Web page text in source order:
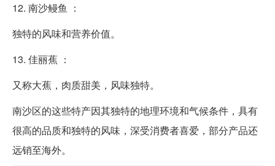
12. 南沙鳗鱼 ：
独特的风味和营养价值。
13. 佳丽蕉 ：
又称大蕉，肉质甜美，风味独特。
南沙区的这些特产因其独特的地理环境和气候条件，具有
很高的品质和独特的风味，深受消费者喜爱，部分产品还
远销至海外。